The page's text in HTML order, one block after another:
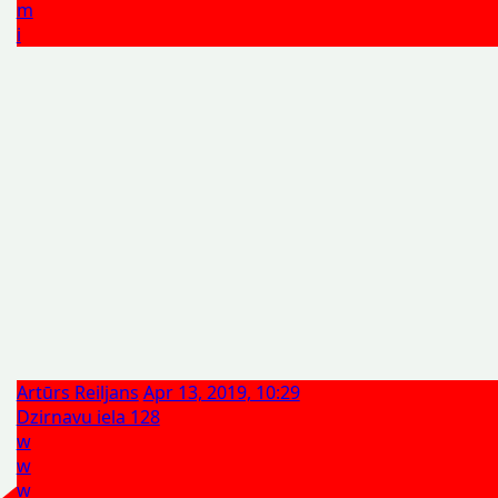
m
i
Artūrs Reiljans Apr 13, 2019, 10:29
Dzirnavu iela 128
w
w
w